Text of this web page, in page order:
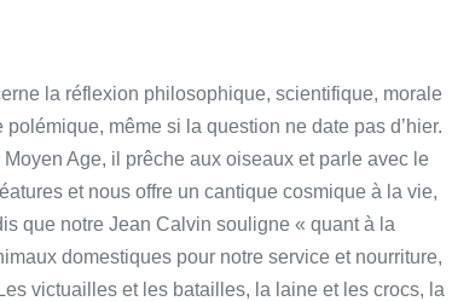
la réflexion philosophique, scientifique, morale
même si la question ne date pas d’hier.
Age, il prêche aux oiseaux et parle avec le
et nous offre un cantique cosmique à la vie,
que notre Jean Calvin souligne « quant à la
domestiques pour notre service et nourriture,
victuailles et les batailles, la laine et les crocs, la